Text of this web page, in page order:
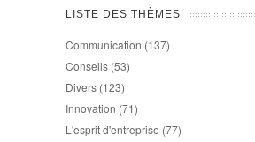
LISTE DES THÈMES
Communication (137)
Conseils (53)
Divers (123)
Innovation (71)
L'esprit d'entreprise (77)